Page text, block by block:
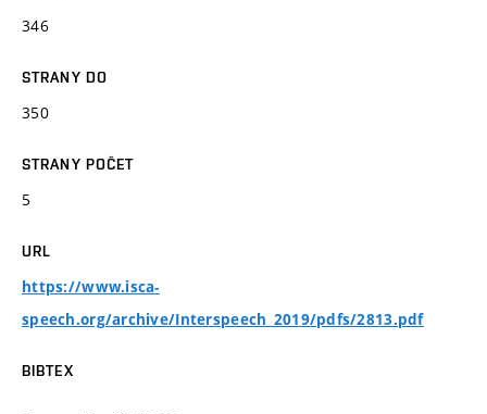
346
STRANY DO
350
STRANY POČET
5
URL
https://www.isca-
speech.org/archive/Interspeech_2019/pdfs/2813.pdf
BIBTEX